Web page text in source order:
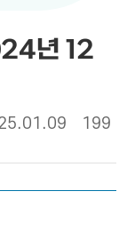
년 12
199